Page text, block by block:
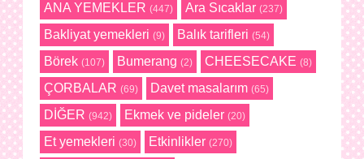
ANA YEMEKLER (447) Ara Sıcaklar (237)
Bakliyat yemekleri (9) Balık tarifleri (54)
Börek (107) Bumerang (2) CHEESECAKE (8)
ÇORBALAR (69) Davet masalarım (65)
DİĞER (942) Ekmek ve pideler (20)
Et yemekleri (30) Etkinlikler (270)